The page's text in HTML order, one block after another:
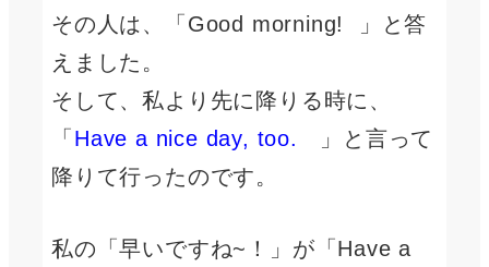
その人は、「Good morning! 」と答
えました。
そして、私より先に降りる時に、
「 Have a nice day, too.
」と言って
降りて行ったのです。
私の「早いですね~！」が「Have a